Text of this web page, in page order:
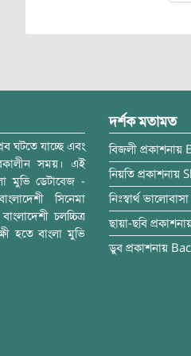
ঘটতে যাচ্ছে এবং
সময়। এই
মুভি ডেটাবেজ -
সিনেমা
চলচ্চিত্র
হতে বাংলা মুভি
দর্শক মতামত
বিজলী প্রকাশনায়
নিয়তি প্রকাশনায়
নিঃস্বার্থ ভালোবাসা
ছায়া-ছবি
ডুব প্রকাশনায়